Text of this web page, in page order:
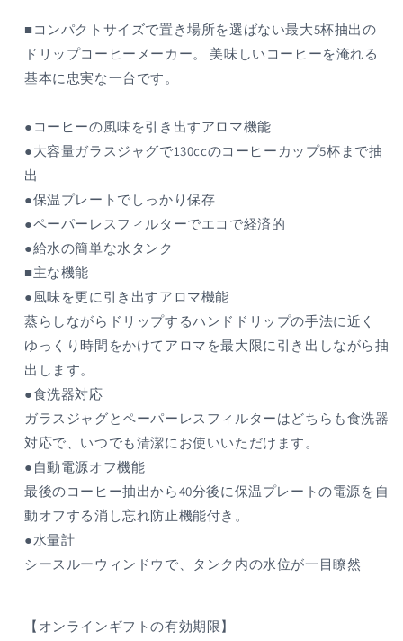
コ
ー
ヒ
ー
カ
パ
ッ
シ
ョ
ン
レ
ド
の
数
量
を
減
ら
す
コ
ー
ヒ
メ
カ
パ
ッ
シ
ン
レ
ド
量
を
増
や
す
■コンパクトサイズで置き場所を選ばない最大5杯抽出の
ドリップコーヒーメーカー。 美味しいコーヒーを淹れる
基本に忠実な一台です。
●コーヒーの風味を引き出すアロマ機能
●大容量ガラスジャグで130ccのコーヒーカップ5杯まで抽
出
●保温プレートでしっかり保存
●ペーパーレスフィルターでエコで経済的
●給水の簡単な水タンク
■主な機能
●風味を更に引き出すアロマ機能
蒸らしながらドリップするハンドドリップの手法に近く
ゆっくり時間をかけてアロマを最大限に引き出しながら抽
出します。
●食洗器対応
ガラスジャグとペーパーレスフィルターはどちらも食洗器
対応で、いつでも清潔にお使いいただけます。
●自動電源オフ機能
最後のコーヒー抽出から40分後に保温プレートの電源を自
動オフする消し忘れ防止機能付き。
●水量計
シースルーウィンドウで、タンク内の水位が一目瞭然
【オンラインギフトの有効期限】